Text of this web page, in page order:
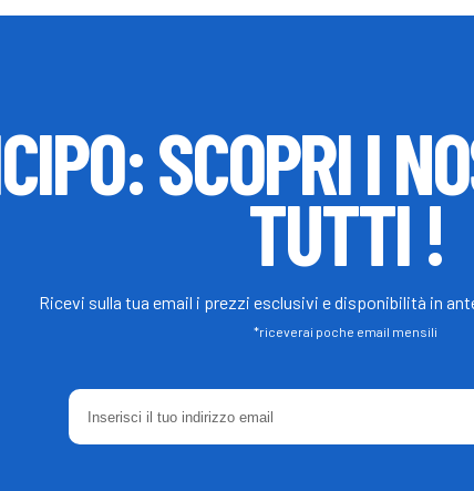
SCOPRI I
TUTTI !
Ricevi sulla tua email i prezzi esclusivi e disponibilità in
*riceverai poche email mensili